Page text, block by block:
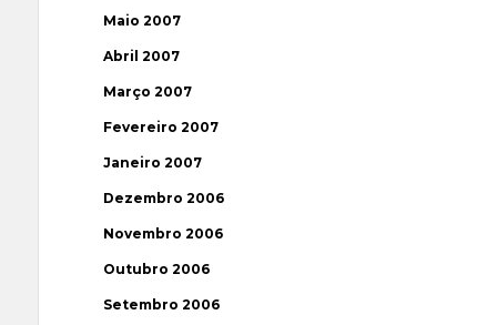
Maio 2007
Abril 2007
Março 2007
Fevereiro 2007
Janeiro 2007
Dezembro 2006
Novembro 2006
Outubro 2006
Setembro 2006